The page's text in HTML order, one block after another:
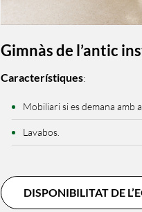
Gimnàs de l’antic
Característiques:
Mobiliari si es demana amb
Lavabos.
DISPONIBILITAT DE